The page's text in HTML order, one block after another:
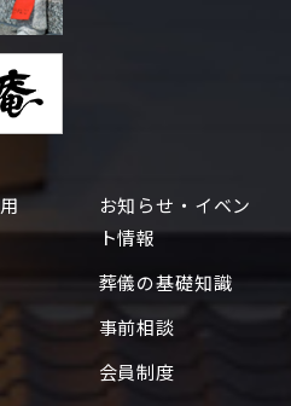
お知らせ・イベン
ト情報
葬儀の基礎知識
事前相談
会員制度